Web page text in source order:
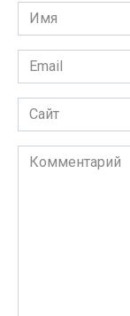
Имя
*
Email
*
Сайт
Комментарий